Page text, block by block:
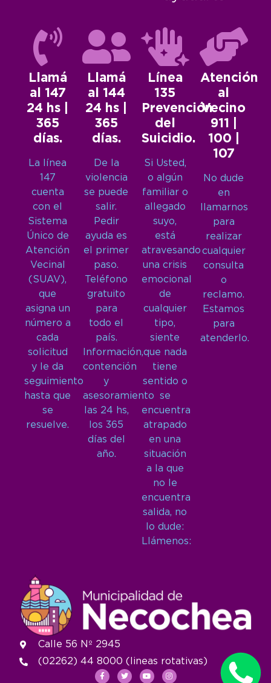
Llamá
al 147
24 hs |
365
días.
La línea
147
cuenta
con el
Sistema
Único de
Atención
Vecinal
(SUAV),
que
asigna un
número a
cada
solicitud
y le da
seguimiento
hasta que
se
resuelve.
Llamá
al 144
24 hs |
365
días.
De la
violencia
se puede
salir.
Pedir
ayuda es
el primer
paso.
Teléfono
gratuito
para
todo el
país.
Información,
contención
y
asesoramiento
las 24 hs,
los 365
días del
año.
Línea
135
Prevención
del
Suicidio.
Si Usted,
o algún
familiar o
allegado
suyo,
está
atravesando
una crisis
emocional
de
cualquier
tipo,
siente
que nada
tiene
sentido o
se
encuentra
atrapado
en una
situación
a la que
no le
encuentra
salida, no
lo dude:
Llámenos:
Atención
al
Vecino
911 |
100 |
107
No dude
en
llamarnos
para
realizar
cualquier
consulta
o
reclamo.
Estamos
para
atenderlo.
Calle 56 Nº 2945
(02262) 44 8000 (lineas rotativas)